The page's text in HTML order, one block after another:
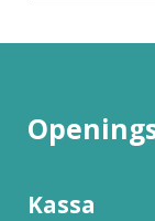
Kassa